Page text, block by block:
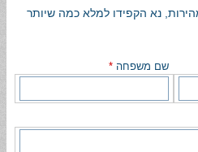
נא הקפידו למלא כמה שיותר
שם משפחה *